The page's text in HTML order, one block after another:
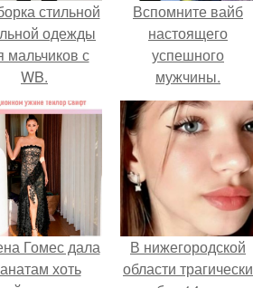
стильной
одежды
мальчиков с
WB.
Вспомните вайб
настоящего
успешного
мужчины.
Гомес дала
хоть
В нижегородской
области трагически